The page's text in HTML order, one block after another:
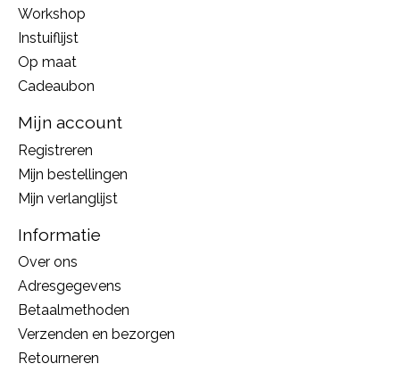
Workshop
Instuiflijst
Op maat
Cadeaubon
Mijn account
Registreren
Mijn bestellingen
Mijn verlanglijst
Informatie
Over ons
Adresgegevens
Betaalmethoden
Verzenden en bezorgen
Retourneren